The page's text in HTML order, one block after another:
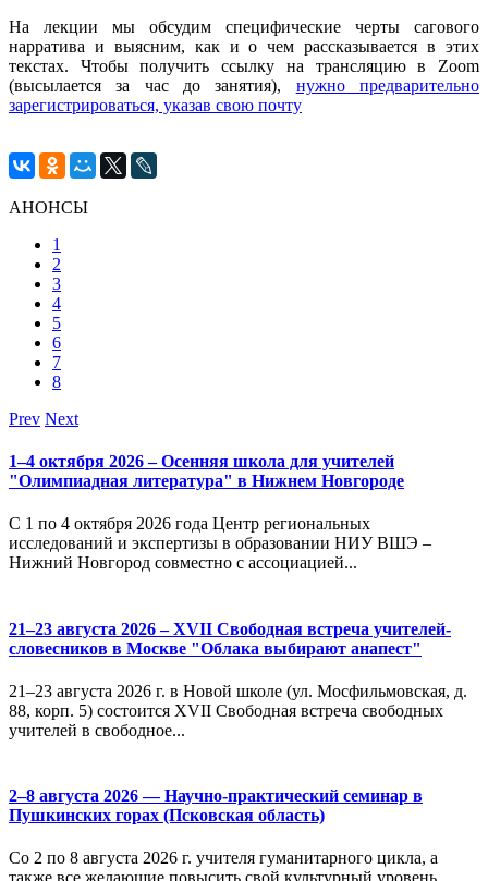
На лекции мы обсудим специфические черты сагового
нарратива и выясним, как и о чем рассказывается в этих
текстах. Чтобы получить ссылку на трансляцию в Zoom
(высылается за час до занятия), нужно предварительно
зарегистрироваться, указав свою почту
АНОНСЫ
1
2
3
4
5
6
7
8
Prev Next
1–4 октября 2026 – Осенняя школа для учителей
"Олимпиадная литература" в Нижнем Новгороде
С 1 по 4 октября 2026 года Центр региональных
исследований и экспертизы в образовании НИУ ВШЭ –
Нижний Новгород совместно с ассоциацией...
21–23 августа 2026 – XVII Свободная встреча учителей-
словесников в Москве "Облака выбирают анапест"
21–23 августа 2026 г. в Новой школе (ул. Мосфильмовская, д.
88, корп. 5) состоится XVII Свободная встреча свободных
учителей в свободное...
2–8 августа 2026 — Научно-практический семинар в
Пушкинских горах (Псковская область)
Со 2 по 8 августа 2026 г. учителя гуманитарного цикла, а